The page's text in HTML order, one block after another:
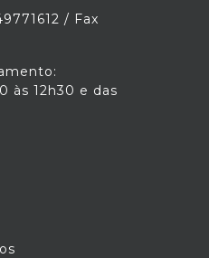
/ Fax
às 12h30 e das